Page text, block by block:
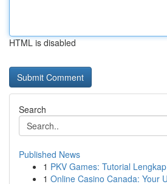
HTML is disabled
Search
Published News
1 PKV Games: Tutorial
1 Online Casino Canada: Your